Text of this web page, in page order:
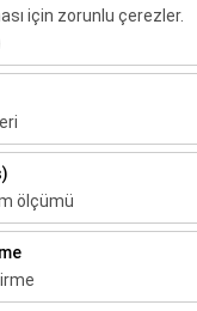
için zorunlu çerezler.
doğru şekilde
temel işlevler için
nasıl kullanıldığını
sayfalar, kullanıcı
Bu veriler, web
ve kullanıcı
ölçümü
alanlarınıza uygun
ve reklam
sayısı, tıklama